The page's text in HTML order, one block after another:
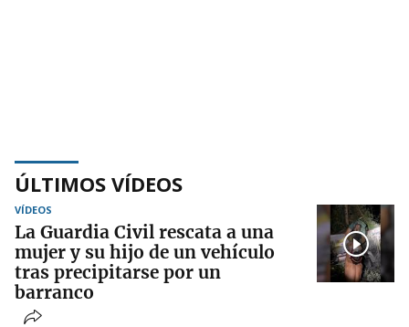
ÚLTIMOS VÍDEOS
VÍDEOS
La Guardia Civil rescata a una
mujer y su hijo de un vehículo
tras precipitarse por un
barranco